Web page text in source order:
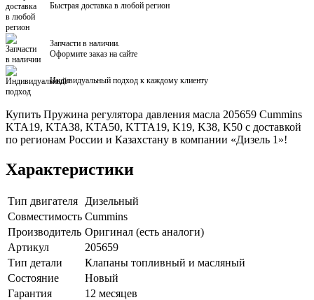
Быстрая доставка в любой регион
Запчасти в наличии.
Оформите заказ на сайте
Индивидуальный подход к каждому клиенту
Купить Пружина регулятора давления масла 205659 Cummins
KTA19, KTA38, KTA50, KTTA19, K19, K38, K50 с доставкой
по регионам России и Казахстану в компании «Дизель 1»!
Характеристики
Тип двигателя
Дизельный
Совместимость Cummins
Производитель Оригинал (есть аналоги)
Артикул
205659
Тип детали
Клапаны топливный и масляный
Состояние
Новый
Гарантия
12 месяцев